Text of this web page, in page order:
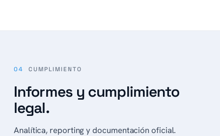
04 CUMPLIMIENTO
Informes y cumplimiento
legal.
Analítica, reporting y documentación oficial.